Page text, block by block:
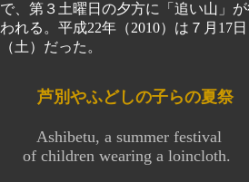
で、第３土曜日の夕方に「追い山」
われる。平成22年（2010）は７月17日
（土）だった。
芦別やふどしの子らの夏祭
Ashibetu, a summer festival
of children wearing a loincloth.